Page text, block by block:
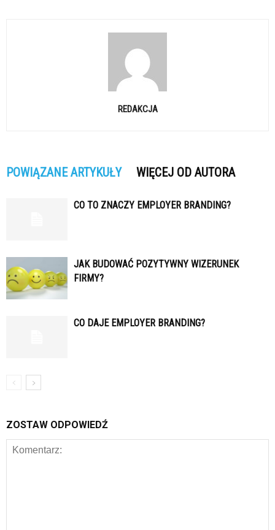
REDAKCJA
POWIĄZANE ARTYKUŁY WIĘCEJ OD AUTORA
CO TO ZNACZY EMPLOYER BRANDING?
JAK BUDOWAĆ POZYTYWNY WIZERUNEK
FIRMY?
CO DAJE EMPLOYER BRANDING?
ZOSTAW ODPOWIEDŹ